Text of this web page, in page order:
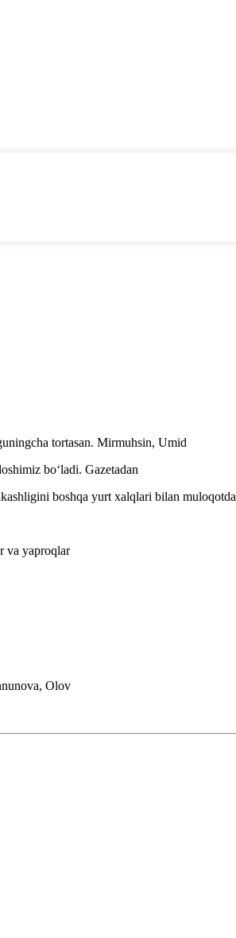
tortasan. Mirmuhsin, Umid
boʻladi. Gazetadan
boshqa yurt xalqlari bilan
va yaproqlar
Olov